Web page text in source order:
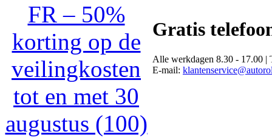
FR – 50%
korting op de
veilingkosten
tot en met 30
augustus (100)
Gratis
Alle werkdagen 8.30 - 17.00 |
E-mail: